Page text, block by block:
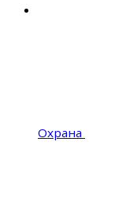
Охрана